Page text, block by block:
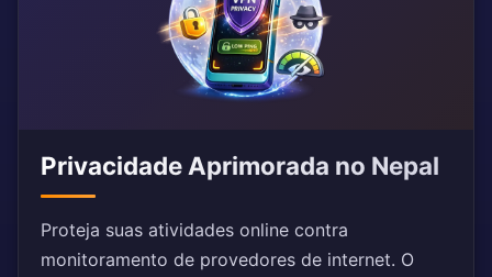
Privacidade Aprimorada no Nepal
Proteja suas atividades online contra
monitoramento de provedores de internet. O